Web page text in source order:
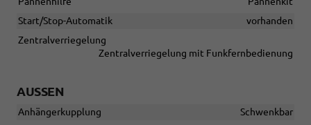
Start/Stop-Automatik
vorhanden
Zentralverriegelung
Zentralverriegelung mit Funkfernbedienung
AUSSEN
Anhängerkupplung
Schwenkbar